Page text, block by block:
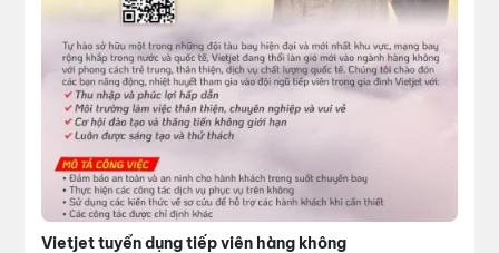
Vietjet tuyển dụng tiếp viên hàng không